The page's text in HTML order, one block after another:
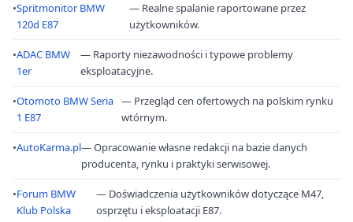
•Spritmonitor BMW
120d E87
— Realne spalanie raportowane przez
użytkowników.
•ADAC BMW
1er
— Raporty niezawodności i typowe problemy
eksploatacyjne.
•Otomoto BMW Seria
1 E87
— Przegląd cen ofertowych na polskim rynku
wtórnym.
•AutoKarma.pl— Opracowanie własne redakcji na bazie danych
producenta, rynku i praktyki serwisowej.
•Forum BMW
Klub Polska
— Doświadczenia użytkowników dotyczące M47,
osprzętu i eksploatacji E87.